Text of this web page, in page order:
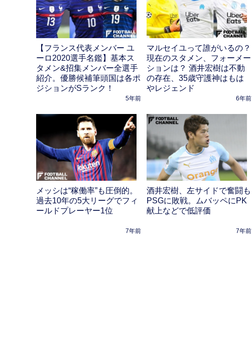
【フランス代表メンバー ユ
ーロ2020選手名鑑】基本ス
タメン&招集メンバー全選手
紹介。優勝候補筆頭国は各ポ
ジションがSランク！
5年前
マルセイユって誰がいるの？
現在のスタメン、フォーメー
ションは？ 酒井宏樹は不動
の存在、35歳守護神はもは
やレジェンド
6年前
メッシは“稼働率”も圧倒的。
過去10年の5大リーグでフィ
ールドプレーヤー1位
7年前
酒井宏樹、左サイドで奮闘も
PSGに敗戦。ムバッペにPK
献上などで低評価
7年前